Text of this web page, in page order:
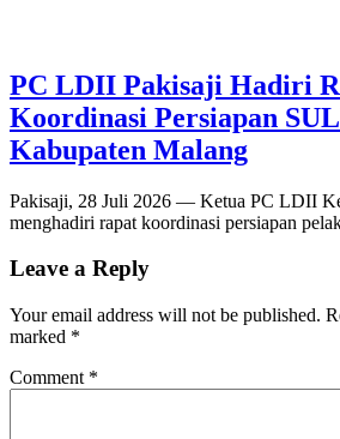
PC LDII Pakisaji Hadiri
Koordinasi Persiapan
Kabupaten Malang
Pakisaji, 28 Juli 2026 — Ketua PC LDII
menghadiri rapat koordinasi persiapan
Leave a Reply
Your email address will not be published.
marked *
Comment *